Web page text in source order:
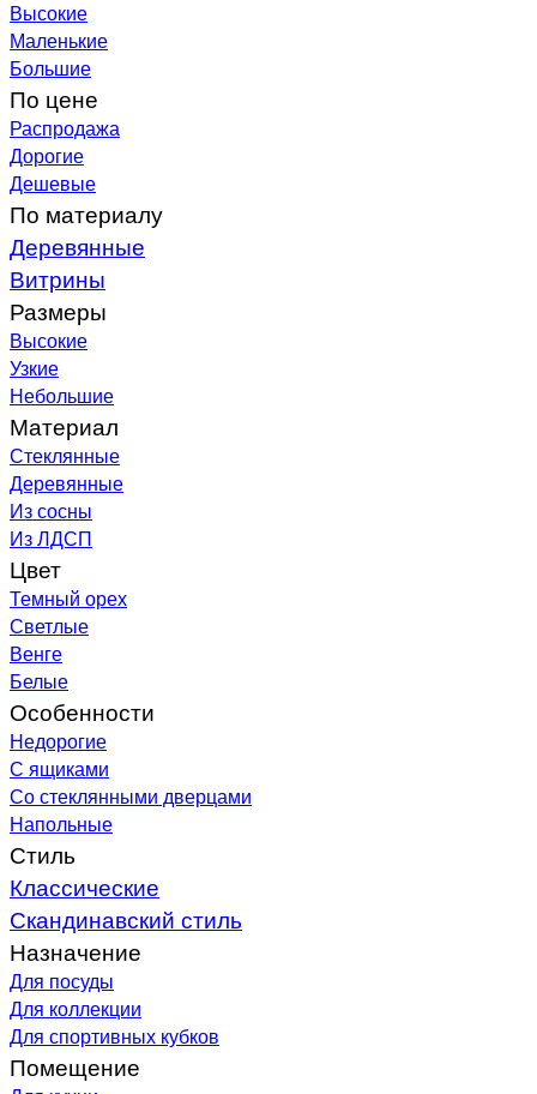
Высокие
Маленькие
Большие
По цене
Распродажа
Дорогие
Дешевые
По материалу
Деревянные
Витрины
Размеры
Высокие
Узкие
Небольшие
Материал
Стеклянные
Деревянные
Из сосны
Из ЛДСП
Цвет
Темный орех
Светлые
Венге
Белые
Особенности
Недорогие
С ящиками
Со стеклянными дверцами
Напольные
Стиль
Классические
Скандинавский стиль
Назначение
Для посуды
Для коллекции
Для спортивных кубков
Помещение